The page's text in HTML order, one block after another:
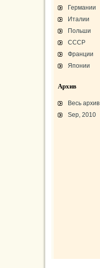
Германии
Италии
Польши
СССР
Франции
Японии
Архив
Весь архив
Sep, 2010